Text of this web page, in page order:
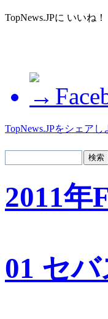
TopNews.JPに いいね！
TopNews.JPをシェアし
2011年
01 セ